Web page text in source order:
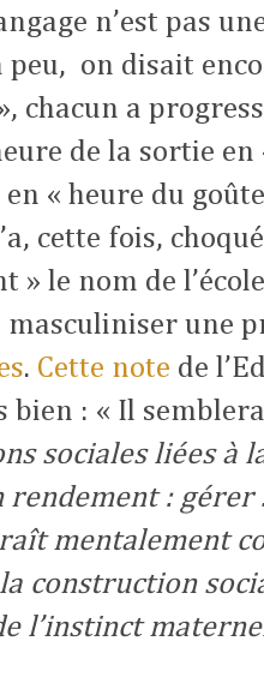
n’est pas
peu, on disait
chacun a
de la sortie en
« heure du
cette fois,
» le nom de
une
. Cette note de
bien : « Il
sociales liées à
rendement :
mentalement
construction
l’instinct